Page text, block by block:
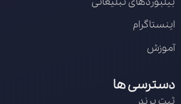
اینستاگرام
آموزش
دسترسی ها